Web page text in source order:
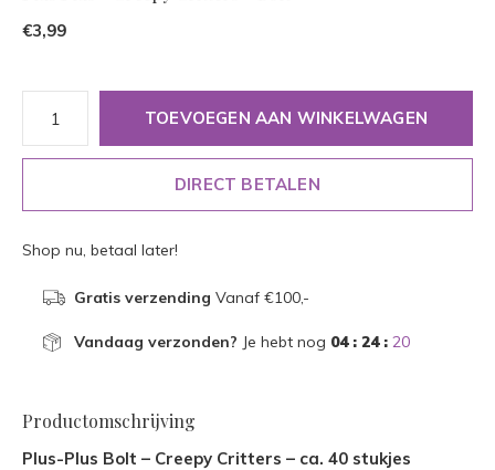
€3,99
TOEVOEGEN AAN WINKELWAGEN
DIRECT BETALEN
Shop nu, betaal later!
Gratis verzending Vanaf €100,-
Vandaag verzonden? Je hebt nog 04 : 24 : 20
Productomschrijving
Plus-Plus Bolt – Creepy Critters – ca. 40 stukjes